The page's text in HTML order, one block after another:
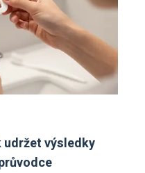
udržet výsledky